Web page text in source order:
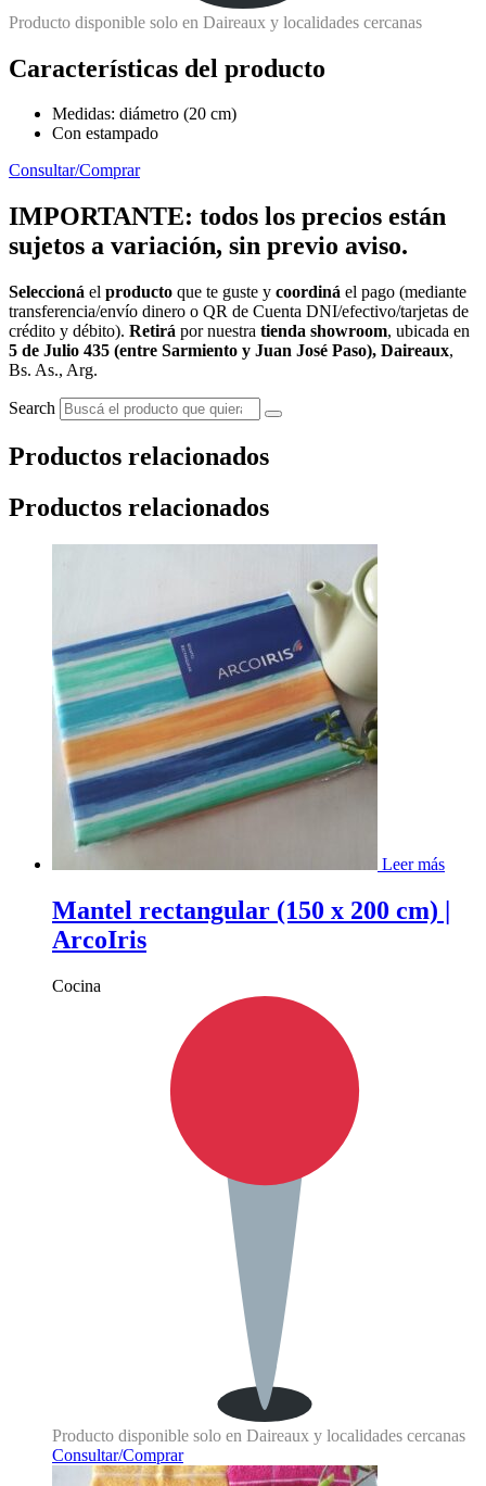
Producto disponible solo en Daireaux y localidades cercanas
Características del producto
Medidas: diámetro (20 cm)
Con estampado
Consultar/Comprar
IMPORTANTE: todos los precios están
sujetos a variación, sin previo aviso.
Seleccioná el producto que te guste y coordiná el pago (mediante
transferencia/envío dinero o QR de Cuenta DNI/efectivo/tarjetas de
crédito y débito). Retirá por nuestra tienda showroom, ubicada en
5 de Julio 435 (entre Sarmiento y Juan José Paso), Daireaux,
Bs. As., Arg.
Search
Productos relacionados
Productos relacionados
Leer más
Mantel rectangular (150 x 200 cm) |
ArcoIris
Cocina
Producto disponible solo en Daireaux y localidades cercanas
Consultar/Comprar